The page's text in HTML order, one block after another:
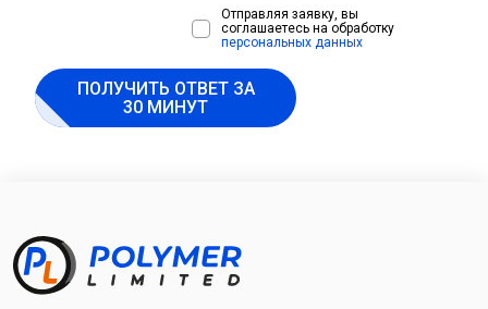
Отправляя заявку, вы
соглашаетесь на обработку
персональных данных
ПОЛУЧИТЬ ОТВЕТ ЗА
30 МИНУТ